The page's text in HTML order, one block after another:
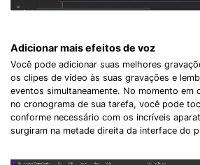
Adicionar mais efeitos de voz
Você pode adicionar suas melhores
os clipes de vídeo às suas gravações e
eventos simultaneamente. No momento em
no cronograma de sua tarefa, você pode
conforme necessário com os incríveis
surgiram na metade direita da interface do